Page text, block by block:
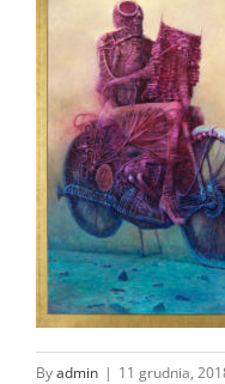
Byadmin | 11 grudnia,